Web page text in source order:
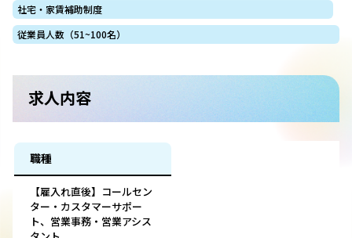
社宅・家賃補助制度
従業員人数（51~100名）
求人内容
職種
【雇入れ直後】コールセン
ター・カスタマーサポー
ト、営業事務・営業アシス